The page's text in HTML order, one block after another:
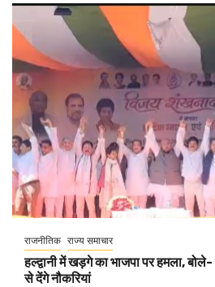
राजनीतिक राज्य समाचार
हल्द्वानी में खड़गे का भाजपा पर हमला, बोले-
से देंगे नौकरियां